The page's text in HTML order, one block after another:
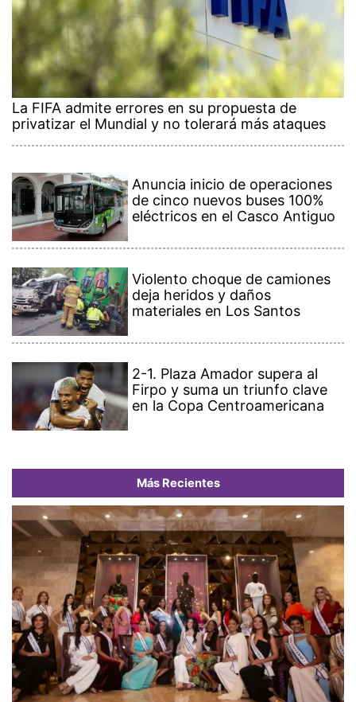
La FIFA admite errores en su propuesta de
privatizar el Mundial y no tolerará más ataques
Anuncia inicio de operaciones
de cinco nuevos buses 100%
eléctricos en el Casco Antiguo
Violento choque de camiones
deja heridos y daños
materiales en Los Santos
2-1. Plaza Amador supera al
Firpo y suma un triunfo clave
en la Copa Centroamericana
Más Recientes